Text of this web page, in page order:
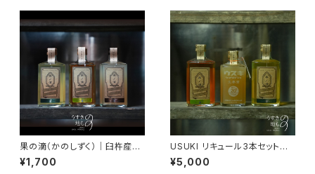
果の滴（かのしずく）｜臼杵産果
実リキュール【梅／かぼす／キウ
イ】USUKI Liqueur 500ml
¥1,700
USUKI リキュール3本セット｜
果の滴（梅・かぼす）＋ 臼杵生姜
酒【飲み比べ・ギフト】
¥5,000